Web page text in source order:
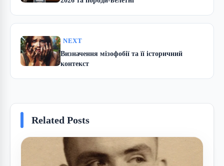
NEXT
Визначення мізофобії та її історичний
контекст
Related Posts